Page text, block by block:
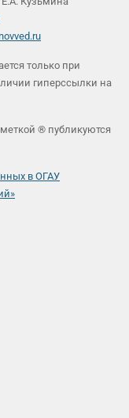
только при
гиперссылки на
® публикуются
в ОГАУ